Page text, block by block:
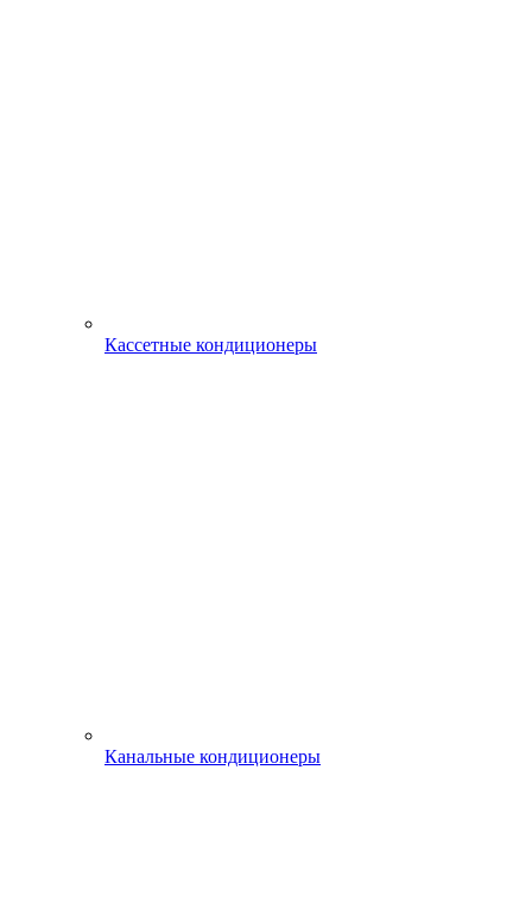
Кассетные кондиционеры
Канальные кондиционеры